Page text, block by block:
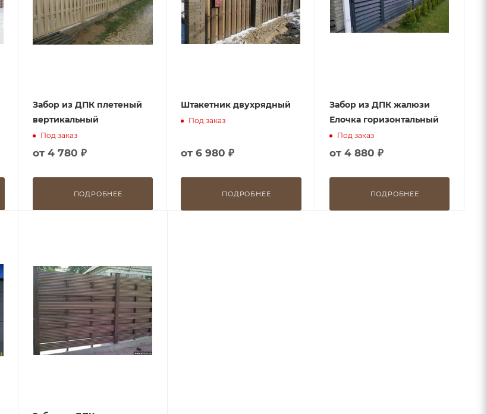
Забор из ДПК плетеный
вертикальный
Под заказ
от 4 780 ₽
ПОДРОБНЕЕ
Штакетник двухрядный
Под заказ
от 6 980 ₽
ПОДРОБНЕЕ
Забор из ДПК жалюзи
Елочка горизонтальный
Под заказ
от 4 880 ₽
ПОДРОБНЕЕ